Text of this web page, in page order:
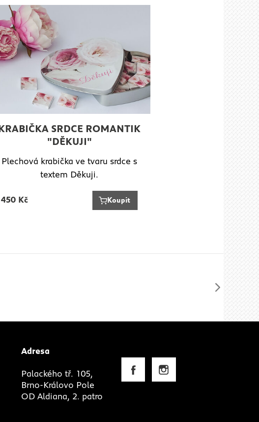
KRABIČKA SRDCE ROMANTIK
"DĚKUJI"
Plechová krabička ve tvaru srdce s
textem Děkuji.
450 Kč Koupit
Adresa
Palackého tř. 105,
Brno-Královo Pole
OD Aldiana, 2. patro